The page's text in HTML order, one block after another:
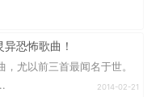
恐怖歌曲！
尤以前三首最闻名于世。
2014-02-21